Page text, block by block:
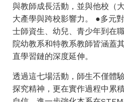
與教師成長活動，並與他校（
大產學與跨校影響力。 ●多元
士師資生、幼兒、青少年到在
院幼教系和特教系教師皆涵蓋
直學習鏈的深度延伸。
透過這七場活動，師生不僅體
探究精神，更在實作過程中累